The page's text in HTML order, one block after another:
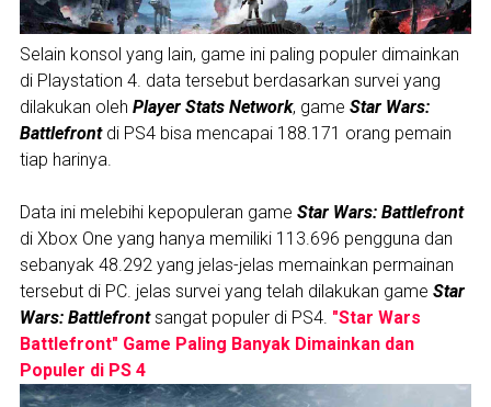
Selain konsol yang lain, game ini paling populer dimainkan
di Playstation 4. data tersebut berdasarkan survei yang
dilakukan oleh Player Stats Network, game Star Wars:
Battlefrontdi PS4 bisa mencapai 188.171 orang pemain
tiap harinya.
Data ini melebihi kepopuleran game Star Wars: Battlefront
di Xbox One yang hanya memiliki 113.696 pengguna dan
sebanyak 48.292 yang jelas-jelas memainkan permainan
tersebut di PC. jelas survei yang telah dilakukan game Star
Wars: Battlefrontsangat populer di PS4. "Star Wars
Battlefront" Game Paling Banyak Dimainkan dan
Populer di PS 4